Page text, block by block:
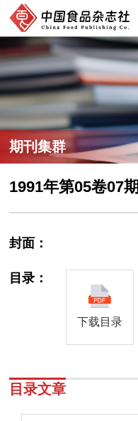
期刊集群
1991年第05卷07期
封面：
目录：
下载目录
目录文章